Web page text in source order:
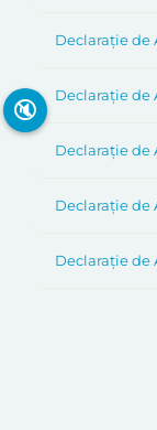
Declarație de
Declarație de
Declarație de
Declarație de
Declarație de
🔇